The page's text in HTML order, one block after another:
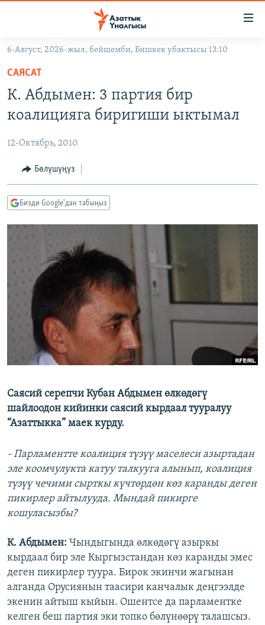
Навигацияга
өтүңүз
Издөөгө
салыңыз
КЫРГЫЗСТАН
ЭКОНОМИКА
МАДАНИЯТ
ДҮЙНӨ
БОРБОР АЗИЯ
АТАЙЫН ИЛИКТӨӨ
ТВ ПРОГРАММАЛАР
ЭКСПЕРТТЕР ТАЛДАЙТ
ДАНИСТЕ
ЭЖЕ-СИҢДИЛЕР
АЗАТТЫК+
ЫҢГАЙСЫЗ СУРООЛОР
ӨЗГӨЧӨ ПИКИР
ОНЛАЙН ШЕРИНЕ
ЭЕ/АРнун бардык сайттары
6-Август, 2026-жыл, бейшемби, Бишкек убактысы 13:10
САЯСАТ
К. Абдымен: 3 партия бир
коалицияга биригиши ыктымал
12-Октябрь, 2010
Бөлүшүңүз
Бизди Google'дан табыңыз
Саясий серепчи Кубан Абдымен өлкөдөгү
шайлоодон кийинки саясий кырдаал тууралуу
“Азаттыкка” маек курду.
- Парламентте коалиция түзүү маселеси азыртадан
эле коомчулукта катуу талкууга алынып, коалиция
түзүү чечими сырткы күчтөрдөн көз каранды деген
пикирлер айтылууда. Мындай пикирге
кошуласызбы?
К. Абдымен: Чындыгында өлкөдөгү азыркы
кырдаал бир эле Кыргызстандан көз каранды эмес
деген пикирлер туура. Бирок экинчи жагынан
алганда Орусиянын таасири канчалык деңгээлде
экенин айтыш кыйын. Ошентсе да парламентке
келген беш партия эки топко бөлүнөөрү талашсыз.